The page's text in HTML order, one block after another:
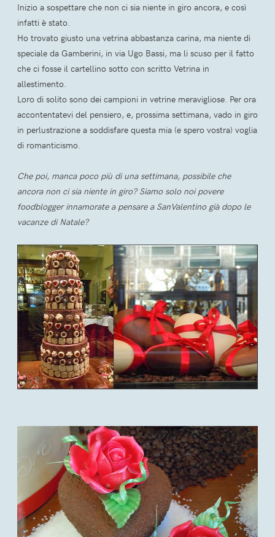
Inizio a sospettare che non ci sia niente in giro ancora, e così
infatti è stato.
Ho trovato giusto una vetrina abbastanza carina, ma niente di
speciale da Gamberini, in via Ugo Bassi, ma li scuso per il fatto
che ci fosse il cartellino sotto con scritto Vetrina in
allestimento.
Loro di solito sono dei campioni in vetrine meravigliose. Per ora
accontentatevi del pensiero, e, prossima settimana, vado in giro
in perlustrazione a soddisfare questa mia (e spero vostra) voglia
di romanticismo.
Che poi, manca poco più di una settimana, possibile che
ancora non ci sia niente in giro? Siamo solo noi povere
foodblogger innamorate a pensare a SanValentino già dopo le
vacanze di Natale?